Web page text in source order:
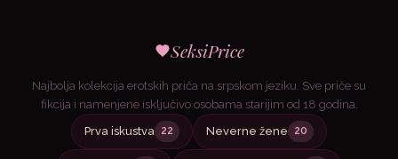
SeksiPrice
Najbolja kolekcija erotskih priča na srpskom jeziku. Sve priče su
fikcija i namenjene isključivo osobama starijim od 18 godina.
Prva iskustva
22 Neverne žene 20